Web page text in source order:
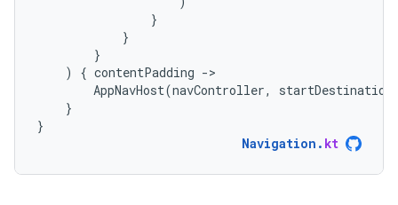
}
}
}
)
{ contentPadding -
AppNavHost(navController, startDestination
}
}
Navigation . kt